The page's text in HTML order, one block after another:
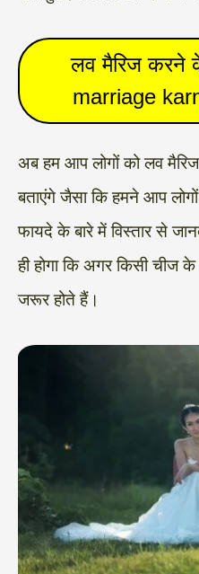
लव मैरिज करने
marriage
अब हम आप लोगों को लव
बताएंगे जैसा कि हमने आप
फायदे के बारे में विस्तार से
ही होगा कि अगर किसी चीज
जरूर होते हैं।